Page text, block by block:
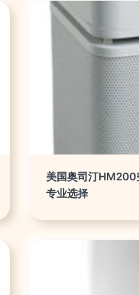
美国奥司汀HM200
专业选择